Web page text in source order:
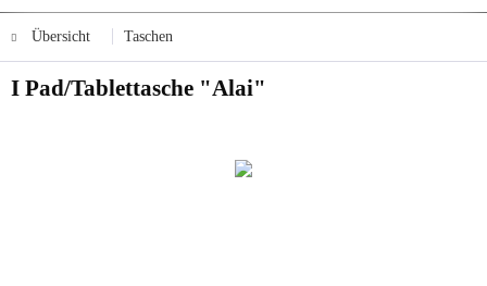
Übersicht Taschen
I Pad/Tablettasche "Alai"